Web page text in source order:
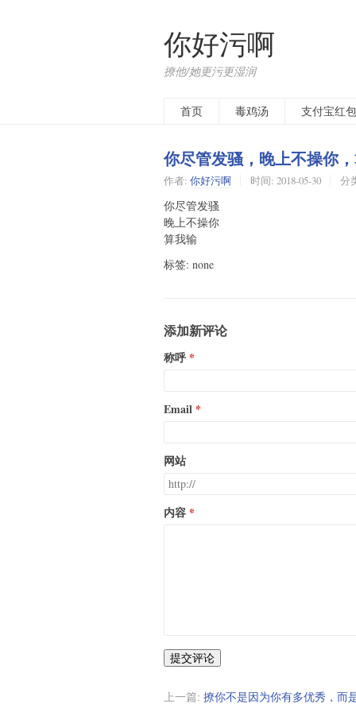
你好污啊
撩他/她更污更湿润
首页
毒鸡汤 支付宝红
你尽管发骚，晚上不操你
作者: 你好污啊 时间: 2018-05-30 分
你尽管发骚
晚上不操你
算我输
标签: none
添加新评论
称呼
Email
网站
内容
提交评论
上一篇: 撩你不是因为你有多优秀，而